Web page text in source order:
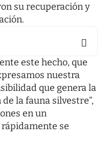
su recuperación y
este hecho, que
nuestra
que genera la
la fauna silvestre”,
en un
se